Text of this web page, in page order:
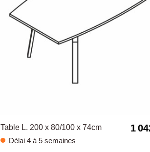
Table L. 200 x 80/100 x 74cm
Délai 4 à 5 semaines
1